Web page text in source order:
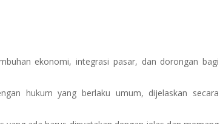
ekonomi, integrasi pasar, dan dorongan bagi
hukum yang berlaku umum, dijelaskan secara